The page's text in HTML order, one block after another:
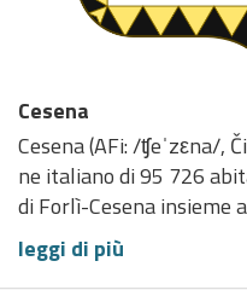
Cesena
Cesena (AFi: /ʧeˈzεna/,
ne italiano di 95 726
di Forlì-Cesena insieme
leggi di più